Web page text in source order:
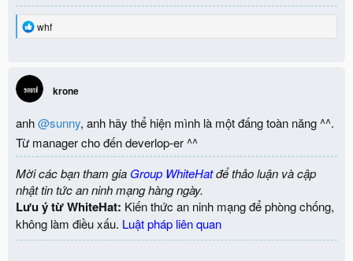
R
t
i
o
s
:
whf
krone
anh@sunny, anh hãy thể hiện mình là một đấng toàn năng ^^.
Từ manager cho đến deverlop-er ^^
Mời các bạn tham gia Group WhiteHatđể thảo luận và cập
nhật tin tức an ninh mạng hàng ngày.
Lưu ý từ WhiteHat: Kiến thức an ninh mạng để phòng chống,
không làm điều xấu. Luật pháp liên quan